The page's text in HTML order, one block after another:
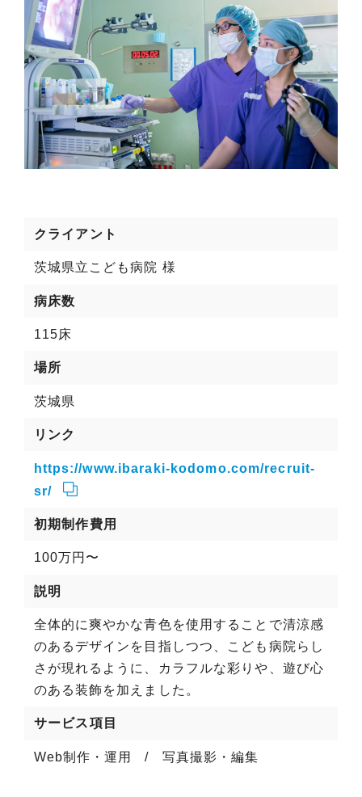
クライアント
茨城県立こども病院 様
病床数
115床
場所
茨城県
リンク
https://www.ibaraki-kodomo.com/recruit-
sr/
初期制作費用
100万円〜
説明
全体的に爽やかな青色を使用することで清涼感
のあるデザインを目指しつつ、こども病院らし
さが現れるように、カラフルな彩りや、遊び心
のある装飾を加えました。
サービス項目
Web制作・運用 写真撮影・編集